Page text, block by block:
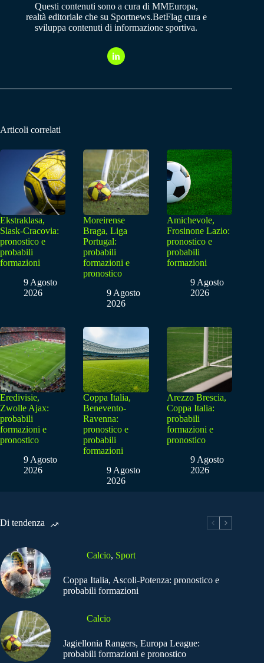
Questi contenuti sono a cura di MMEuropa,
realtà editoriale che su Sportnews.BetFlag cura e
sviluppa contenuti di informazione sportiva.
Articoli correlati
Ekstraklasa,
Slask-Cracovia:
pronostico e
probabili
formazioni
9 Agosto
2026
Moreirense
Braga, Liga
Portugal:
probabili
formazioni e
pronostico
9 Agosto
2026
Amichevole,
Frosinone Lazio:
pronostico e
probabili
formazioni
9 Agosto
2026
Eredivisie,
Zwolle Ajax:
probabili
formazioni e
pronostico
9 Agosto
2026
Coppa Italia,
Benevento-
Ravenna:
pronostico e
probabili
formazioni
9 Agosto
2026
Arezzo Brescia,
Coppa Italia:
probabili
formazioni e
pronostico
9 Agosto
2026
Di tendenza
Calcio, Sport
Coppa Italia, Ascoli-Potenza: pronostico e
probabili formazioni
Calcio
Jagiellonia Rangers, Europa League:
probabili formazioni e pronostico